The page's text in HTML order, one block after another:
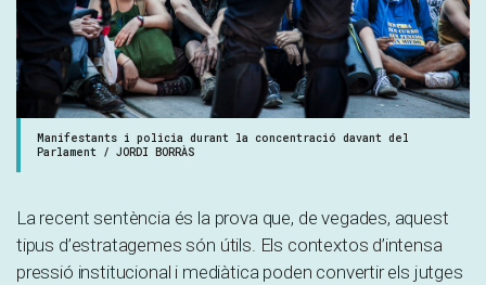
Manifestants i policia durant la concentració davant del
Parlament / JORDI BORRÀS
La recent sentència és la prova que, de vegades, aquest
tipus d’estratagemes són útils. Els contextos d’intensa
pressió institucional i mediàtica poden convertir els jutges